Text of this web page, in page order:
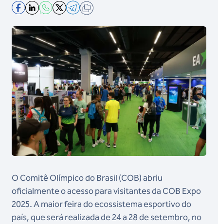
O Comitê Olímpico do Brasil (COB) abriu
oficialmente o acesso para visitantes da COB Expo
2025. A maior feira do ecossistema esportivo do
país, que será realizada de 24 a 28 de setembro, no